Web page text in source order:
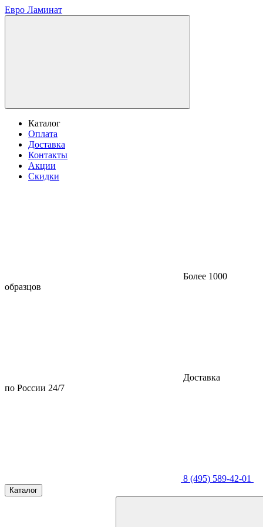
Евро Ламинат
Каталог
Оплата
Доставка
Контакты
Акции
Скидки
Более 1000
образцов
Доставка
по России 24/7
8 (495) 589-42-01
Каталог